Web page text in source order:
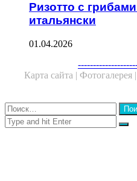
Ризотто с
итальянски
01.04.2026
Карта сайта | Фотогалерея |
Close
Найти:
Close